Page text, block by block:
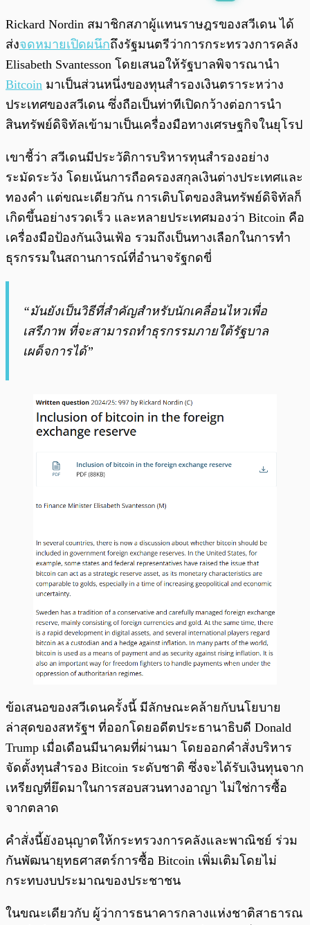
0:00/
Rickard Nordin สมาชิกสภาผู้แทนราษฎรของสวีเดน ได้
ส่งจดหมายเปิดผนึกถึงรัฐมนตรีว่าการกระทรวงการคลัง
Elisabeth Svantesson โดยเสนอให้รัฐบาลพิจารณานำ
Bitcoin มาเป็นส่วนหนึ่งของทุนสำรองเงินตราระหว่าง
ประเทศของสวีเดน ซึ่งถือเป็นท่าทีเปิดกว้างต่อการนำ
สินทรัพย์ดิจิทัลเข้ามาเป็นเครื่องมือทางเศรษฐกิจในยุโรป
เขาชี้ว่า สวีเดนมีประวัติการบริหารทุนสำรองอย่าง
ระมัดระวัง โดยเน้นการถือครองสกุลเงินต่างประเทศและ
ทองคำ แต่ขณะเดียวกัน การเติบโตของสินทรัพย์ดิจิทัลก็
เกิดขึ้นอย่างรวดเร็ว และหลายประเทศมองว่า Bitcoin คือ
เครื่องมือป้องกันเงินเฟ้อ รวมถึงเป็นทางเลือกในการทำ
ธุรกรรมในสถานการณ์ที่อำนาจรัฐกดขี่
“มันยังเป็นวิธีที่สำคัญสำหรับนักเคลื่อนไหวเพื่อ
เสรีภาพ ที่จะสามารถทำธุรกรรมภายใต้รัฐบาล
เผด็จการได้”
ข้อเสนอของสวีเดนครั้งนี้ มีลักษณะคล้ายกับนโยบาย
ล่าสุดของสหรัฐฯ ที่ออกโดยอดีตประธานาธิบดี Donald
Trump เมื่อเดือนมีนาคมที่ผ่านมา โดยออกคำสั่งบริหาร
จัดตั้งทุนสำรอง Bitcoin ระดับชาติ ซึ่งจะได้รับเงินทุนจาก
เหรียญที่ยึดมาในการสอบสวนทางอาญา ไม่ใช่การซื้อ
จากตลาด
คำสั่งนี้ยังอนุญาตให้กระทรวงการคลังและพาณิชย์ ร่วม
กันพัฒนายุทธศาสตร์การซื้อ Bitcoin เพิ่มเติมโดยไม่
กระทบงบประมาณของประชาชน
ในขณะเดียวกับ ผู้ว่าการธนาคารกลางแห่งชาติสาธารณ